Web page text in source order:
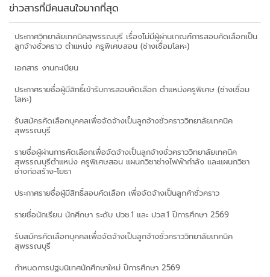
ข่าวสารที่มีคนสนใจมากที่สุด
ประกาศวิทยาลัยเทคนิคสุพรรณบุรี เรื่องไม่มีผู้ผ่านเกณฑ์การสอบคัดเลือกเป็น
ลูกจ้างชั่วคราว ตำแหน่ง ครูพิเศษสอน (ช่างเชื่อมโลหะ)
เอกสาร งานทะเบียน
ประกาศรายชื่อผู้มีสิทธิ์เข้ารับการสอบคัดเลือก ตำแหน่งครูพิเศษ (ช่างเชื่อม
โลหะ)
รับสมัครคัดเลือกบุคคลเพื่อจัดจ้างเป็นลูกจ้างชั่วคราววิทยาลัยเทคนิค
สุพรรณบุรี
รายชื่อผู้ผ่านการคัดเลือกเพื่อจัดจ้างเป็นลูกจ้างชั่วคราววิทยาลัยเทคนิค
สุพรรณบุรีตำแหน่ง ครูพิเศษสอน แผนกวิชาช่างไฟฟ้ากำลัง และแผนกวิชา
ช่างก่อสร้าง-โยธา
ประกาศรายชื่อผู้มีสิทธิ์สอบคัดเลือก เพื่อจัดจ้างเป็นลูกค้าชั่วคราว
รายชื่อนักเรียน นักศึกษา ระดับ ปวช.1 และ ปวส.1 ปีการศึกษา 2569
รับสมัครคัดเลือกบุคคลเพื่อจัดจ้างเป็นลูกจ้างชั่วคราววิทยาลัยเทคนิค
สุพรรณบุรี
กำหนดการปฐมนิเทศนักศึกษาใหม่ ปีการศึกษา 2569